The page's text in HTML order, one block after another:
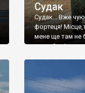
Судак
Судак... Вже
фортеця!
мене ще там не
принаймні до